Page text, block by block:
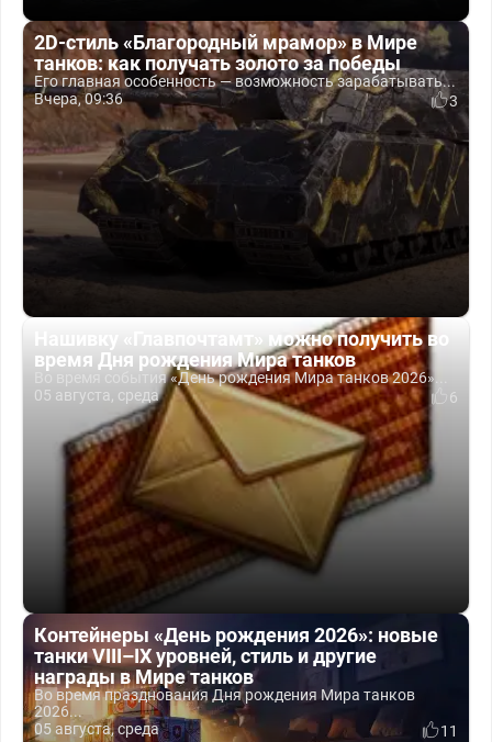
2D-стиль «Благородный мрамор» в Мире
танков: как получать золото за победы
Его главная особенность — возможность зарабатывать...
Вчера, 09:36
3
Нашивку «Главпочтамт» можно получить во
время Дня рождения Мира танков
Во время события «День рождения Мира танков 2026»...
05 августа, среда
6
Контейнеры «День рождения 2026»: новые
танки VIII–IX уровней, стиль и другие
награды в Мире танков
Во время празднования Дня рождения Мира танков
2026...
05 августа, среда
11